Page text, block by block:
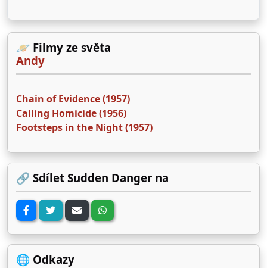
🪐 Filmy ze světa
Andy
Chain of Evidence (1957)
Calling Homicide (1956)
Footsteps in the Night (1957)
🔗 Sdílet Sudden Danger na
🌐 Odkazy